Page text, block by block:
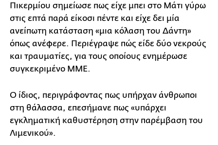
Πικερμίου σημείωσε πως είχε μπει στο Μάτι γύρω
στις επτά παρά είκοσι πέντε και είχε δει μία
ανείπωτη κατάσταση «μια κόλαση του Δάντη»
όπως ανέφερε. Περιέγραψε πώς είδε δύο νεκρούς
και τραυματίες, για τους οποίους ενημέρωσε
συγκεκριμένο ΜΜΕ.
Ο ίδιος, περιγράφοντας πως υπήρχαν άνθρωποι
στη θάλασσα, επεσήμανε πως «υπάρχει
εγκληματική καθυστέρηση στην παρέμβαση του
Λιμενικού».